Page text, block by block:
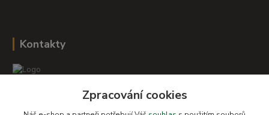
Kontakty
+420 604 278 943
Zpracování cookies